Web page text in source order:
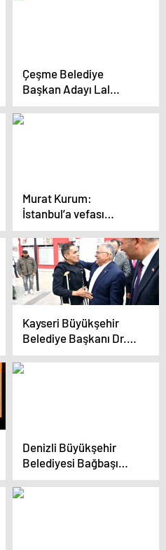
Çeşme Belediye
Başkan Adayı Lal
Denizli: “Birlikte
Çeşme Diyeceğiz,
Murat Kurum:
İstanbul’a vefası
olmayanlarla
yönetilemez
Kayseri Büyükşehir
Belediye Başkanı Dr.
Memduh Büyükkılıç
Felahiye’de Projelerin
Denizli Büyükşehir
Belediyesi Bağbaşı
Sosyal Tesisi Temel
Atma Töreni